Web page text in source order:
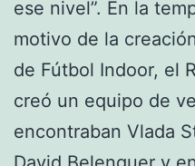
ese nivel”. En la
motivo de la
de Fútbol Indoor, el
creó un equipo de
encontraban Vlada